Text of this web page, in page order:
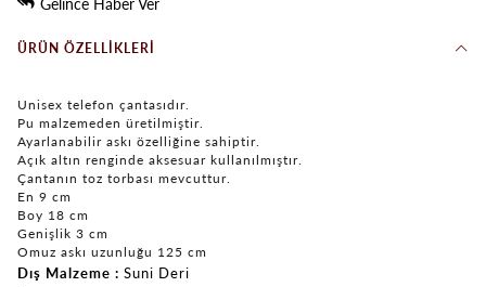
Gelince Haber Ver
ÜRÜN ÖZELLIKLERI
Unisex telefon çantasıdır.
Pu malzemeden üretilmiştir.
Ayarlanabilir askı özelliğine sahiptir.
Açık altın renginde aksesuar kullanılmıştır.
Çantanın toz torbası mevcuttur.
En 9 cm
Boy 18 cm
Genişlik 3 cm
Omuz askı uzunluğu 125 cm
Dış Malzeme
Suni Deri